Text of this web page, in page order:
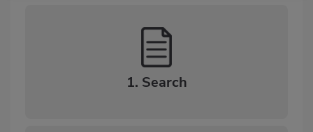
1. Search